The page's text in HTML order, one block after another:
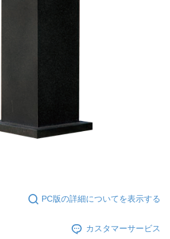
PC版の詳細についてを表示する
カスタマーサービス